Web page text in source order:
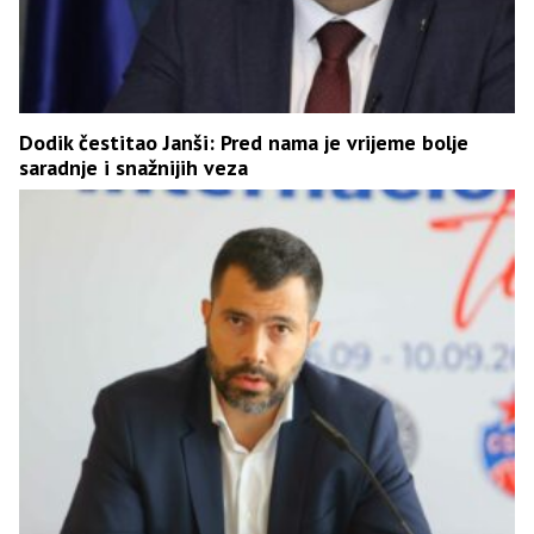
Dodik čestitao Janši: Pred nama je vrijeme bolje
saradnje i snažnijih veza